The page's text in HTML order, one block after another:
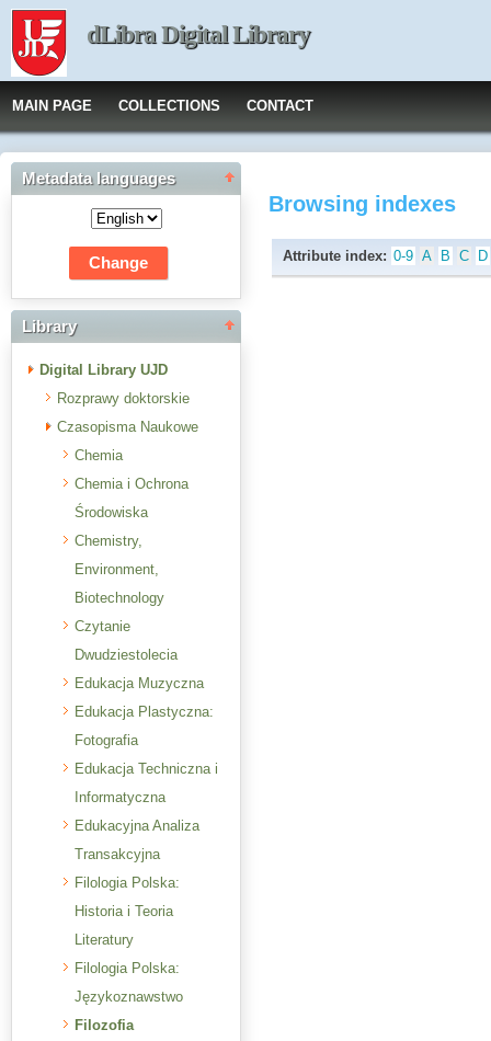
dLibra Digital Library
MAIN PAGE COLLECTIONS CONTACT
Metadata languages
Library
Digital Library UJD
Rozprawy doktorskie
Czasopisma Naukowe
Chemia
Chemia i Ochrona
Środowiska
Chemistry,
Environment,
Biotechnology
Czytanie
Dwudziestolecia
Edukacja Muzyczna
Edukacja Plastyczna:
Fotografia
Edukacja Techniczna i
Informatyczna
Edukacyjna Analiza
Transakcyjna
Filologia Polska:
Historia i Teoria
Literatury
Filologia Polska:
Językoznawstwo
Filozofia
Browsing indexes
Attribute index: 0-9 A B C D